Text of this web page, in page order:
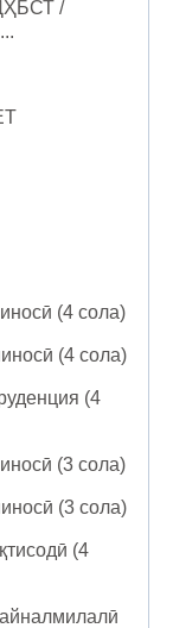
/
(4 сола)
(4 сола)
(4
(3 сола)
(3 сола)
(4